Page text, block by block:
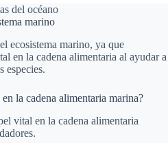
del océano
marino
ecosistema marino, ya que
en la cadena alimentaria al ayudar a
especies.
la cadena alimentaria marina?
vital en la cadena alimentaria